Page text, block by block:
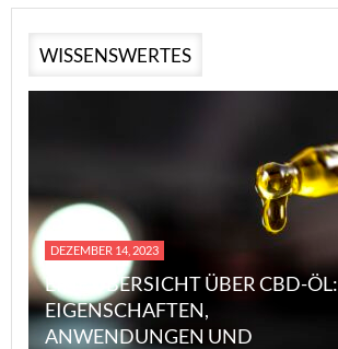
WISSENSWERTES
DEZEMBER 14, 2023
EINE ÜBERSICHT ÜBER CBD-ÖL:
EIGENSCHAFTEN,
ANWENDUNGEN UND